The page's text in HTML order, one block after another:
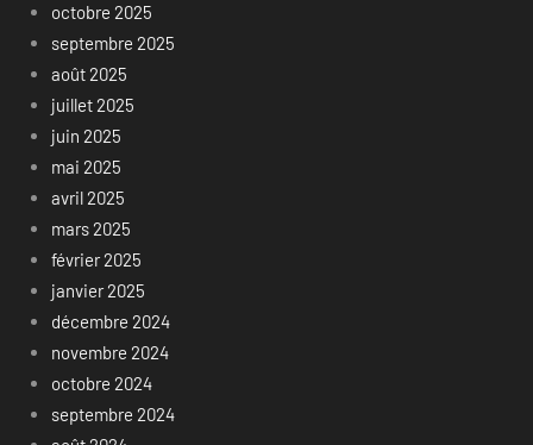
octobre 2025
septembre 2025
août 2025
juillet 2025
juin 2025
mai 2025
avril 2025
mars 2025
février 2025
janvier 2025
décembre 2024
novembre 2024
octobre 2024
septembre 2024